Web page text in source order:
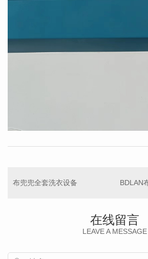
布兜兜全套洗衣设备
在线留言
LEAVE A MESSAGE